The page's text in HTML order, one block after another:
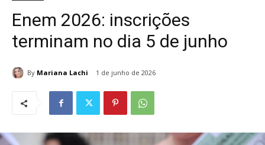
Enem 2026: inscrições
terminam no dia 5 de junho
By Mariana Lachi 1 de junho de 2026